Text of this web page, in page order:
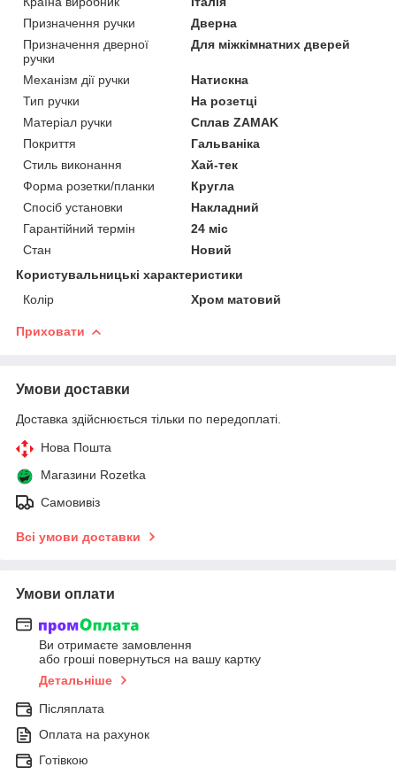
Призначення ручки
Дверна
Призначення дверної
ручки
Для міжкімнатних дверей
Механізм дії ручки
Натискна
Тип ручки
На розетці
Матеріал ручки
Сплав ZAMAK
Покриття
Гальваніка
Стиль виконання
Хай-тек
Форма розетки/планки
Кругла
Спосіб установки
Накладний
Гарантійний термін
24 міс
Стан
Новий
Користувальницькі характеристики
Колір
Хром матовий
Приховати
Умови доставки
Доставка здійснюється тільки по передоплаті.
Нова Пошта
Магазини Rozetka
Самовивіз
Всі умови доставки
Умови оплати
Ви отримаєте замовлення
або гроші повернуться на вашу картку
Детальніше
Післяплата
Оплата на рахунок
Готівкою